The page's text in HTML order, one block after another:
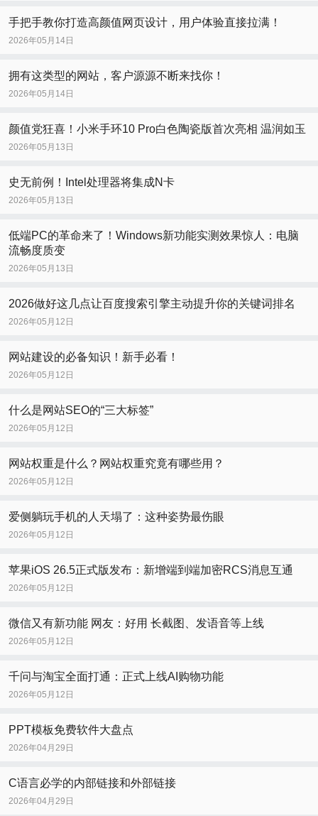
手把手教你打造高颜值网页设计，用户体验直接拉满！
2026年05月14日
拥有这类型的网站，客户源源不断来找你！
2026年05月14日
颜值党狂喜！小米手环10 Pro白色陶瓷版首次亮相 温润如玉
2026年05月13日
史无前例！Intel处理器将集成N卡
2026年05月13日
低端PC的革命来了！Windows新功能实测效果惊人：电脑
流畅度质变
2026年05月13日
2026做好这几点让百度搜索引擎主动提升你的关键词排名
2026年05月12日
网站建设的必备知识！新手必看！
2026年05月12日
什么是网站SEO的“三大标签”
2026年05月12日
网站权重是什么？网站权重究竟有哪些用？
2026年05月12日
爱侧躺玩手机的人天塌了：这种姿势最伤眼
2026年05月12日
苹果iOS 26.5正式版发布：新增端到端加密RCS消息互通
2026年05月12日
微信又有新功能 网友：好用 长截图、发语音等上线
2026年05月12日
千问与淘宝全面打通：正式上线AI购物功能
2026年05月12日
PPT模板免费软件大盘点
2026年04月29日
C语言必学的内部链接和外部链接
2026年04月29日